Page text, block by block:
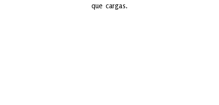
que cargas.